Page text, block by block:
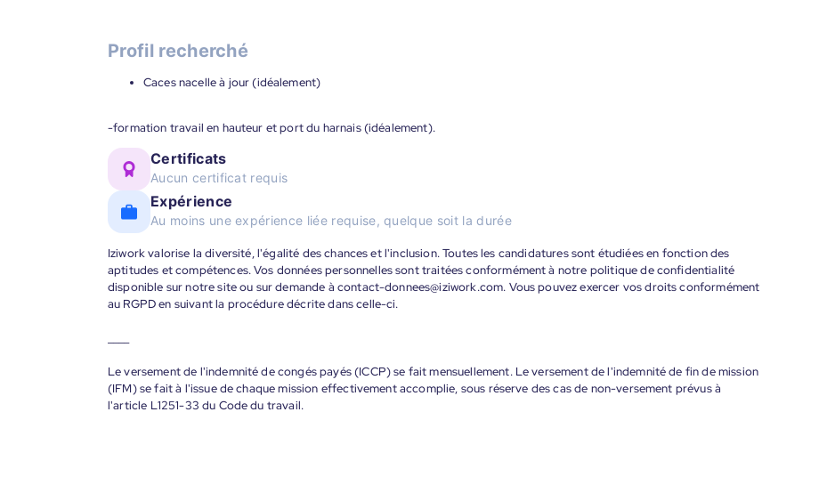
Profil recherché
Caces nacelle à jour (idéalement)
-formation travail en hauteur et port du harnais (idéalement).
Certificats
Aucun certificat requis
Expérience
Au moins une expérience liée requise, quelque soit la durée
Iziwork valorise la diversité, l'égalité des chances et l'inclusion. Toutes les candidatures sont étudiées en fonction des
aptitudes et compétences. Vos données personnelles sont traitées conformément à notre politique de confidentialité
disponible sur notre site ou sur demande à contact-donnees@iziwork.com. Vous pouvez exercer vos droits conformément
au RGPD en suivant la procédure décrite dans celle-ci.
Le versement de l'indemnité de congés payés (ICCP) se fait mensuellement. Le versement de l'indemnité de fin de mission
(IFM) se fait à l'issue de chaque mission effectivement accomplie, sous réserve des cas de non-versement prévus à
l'article L1251-33 du Code du travail.